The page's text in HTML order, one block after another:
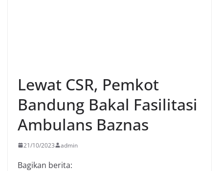
Lewat CSR, Pemkot
Bandung Bakal Fasilitasi
Ambulans Baznas
21/10/2023 admin
Bagikan berita: